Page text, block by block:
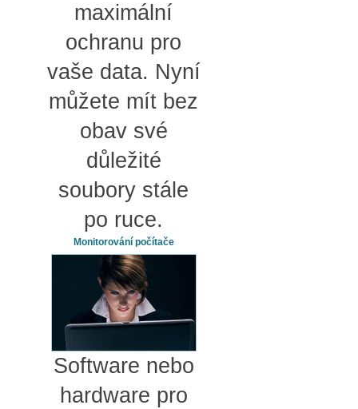
maximální
ochranu pro
vaše data. Nyní
můžete mít bez
obav své
důležité
soubory stále
po ruce.
Monitorování počítače
Software nebo
hardware pro